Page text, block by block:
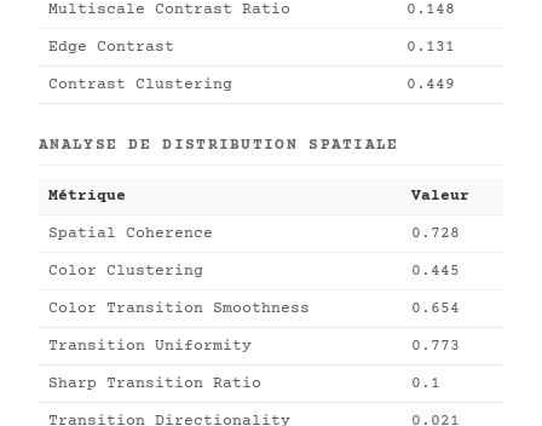
Multiscale Contrast Ratio 0.148
Edge Contrast 0.131
Contrast Clustering 0.449
ANALYSE DE DISTRIBUTION SPATIALE
Métrique Valeur
Spatial Coherence 0.728
Color Clustering 0.445
Color Transition Smoothness 0.654
Transition Uniformity 0.773
Sharp Transition Ratio 0.1
Transition Directionality 0.021